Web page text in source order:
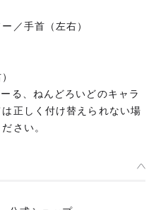
／手首（左右）
る、ねんどろいどのキャラ
正しく付け替えられない場
さい。